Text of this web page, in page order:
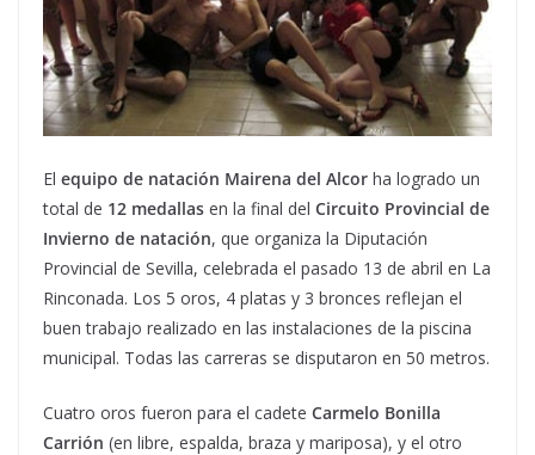
El equipo de natación Mairena del Alcor ha logrado un
total de 12 medallas en la final del Circuito Provincial de
Invierno de natación, que organiza la Diputación
Provincial de Sevilla, celebrada el pasado 13 de abril en La
Rinconada. Los 5 oros, 4 platas y 3 bronces reflejan el
buen trabajo realizado en las instalaciones de la piscina
municipal. Todas las carreras se disputaron en 50 metros.
Cuatro oros fueron para el cadete Carmelo Bonilla
Carrión (en libre, espalda, braza y mariposa), y el otro